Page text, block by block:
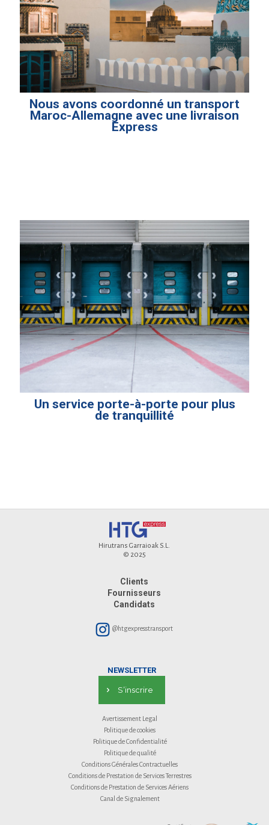
Nous avons coordonné un transport
Maroc-Allemagne avec une livraison
Express
Un service porte-à-porte pour plus
de tranquillité
Hirutrans Garraioak S.L.
© 2025
Clients
Fournisseurs
Candidats
@htgexpresstransport
NEWSLETTER
S’inscrire
Avertissement Legal
Politique de cookies
Politique de Confidentialité
Politique de qualité
Conditions Générales Contractuelles
Conditions de Prestation de Services Terrestres
Conditions de Prestation de Services Aériens
Canal de Signalement